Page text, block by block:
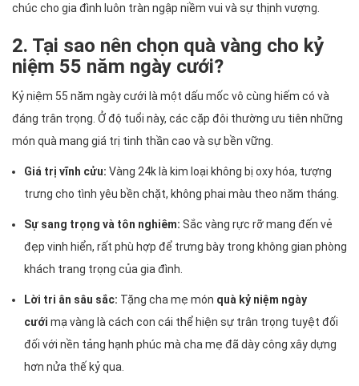
chúc cho gia đình luôn tràn ngập niềm vui và sự thịnh vượng.
2. Tại sao nên chọn quà vàng cho kỷ
niệm 55 năm ngày cưới?
Kỷ niệm 55 năm ngày cưới là một dấu mốc vô cùng hiếm có và
đáng trân trọng. Ở độ tuổi này, các cặp đôi thường ưu tiên những
món quà mang giá trị tinh thần cao và sự bền vững.
Giá trị vĩnh cửu: Vàng 24k là kim loại không bị oxy hóa, tượng
trưng cho tình yêu bền chặt, không phai màu theo năm tháng.
Sự sang trọng và tôn nghiêm: Sắc vàng rực rỡ mang đến vẻ
đẹp vinh hiển, rất phù hợp để trưng bày trong không gian phòng
khách trang trọng của gia đình.
Lời tri ân sâu sắc: Tặng cha mẹ món quà kỷ niệm ngày
cưới mạ vàng là cách con cái thể hiện sự trân trọng tuyệt đối
đối với nền tảng hạnh phúc mà cha mẹ đã dày công xây dựng
hơn nửa thế kỷ qua.